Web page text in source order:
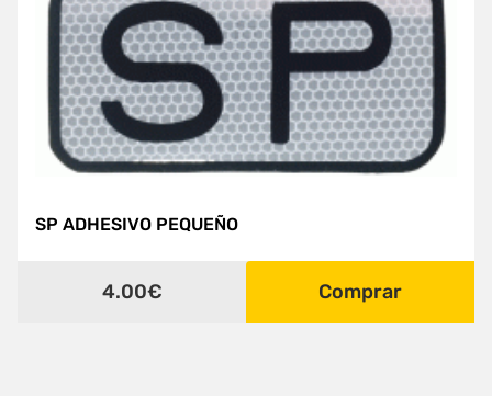
SP ADHESIVO PEQUEÑO
4.00€ Comprar